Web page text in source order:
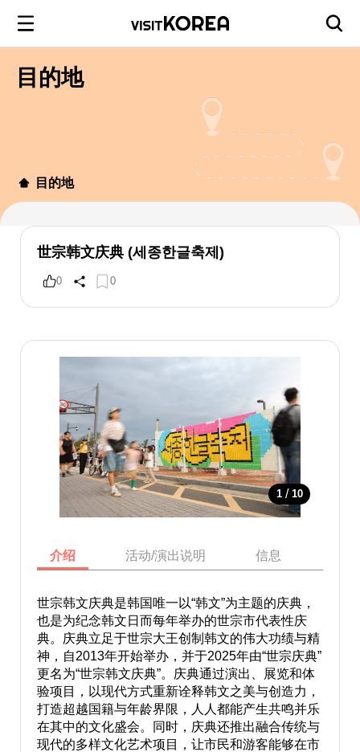
目的地
目的地
世宗韩文庆典 (세종한글축제)
0 0
1 / 10
介绍 活动/演出说明 信息
世宗韩文庆典是韩国唯一以“韩文”为主题的庆典，
也是为纪念韩文日而每年举办的世宗市代表性庆
典。庆典立足于世宗大王创制韩文的伟大功绩与精
神，自2013年开始举办，并于2025年由“世宗庆典”
更名为“世宗韩文庆典”。庆典通过演出、展览和体
验项目，以现代方式重新诠释韩文之美与创造力，
打造超越国籍与年龄界限，人人都能产生共鸣并乐
在其中的文化盛会。同时，庆典还推出融合传统与
现代的多样文化艺术项目，让市民和游客能够在市